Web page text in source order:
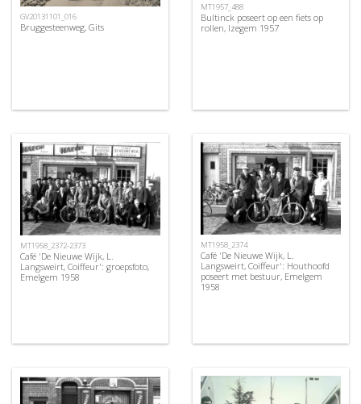
GV20131101_016
Bruggesteenweg, Gits
MT1957_488
Bultinck poseert op een fiets op
rollen, Izegem 1957
MT1958_2372-2373
Café 'De Nieuwe Wijk, L.
Langsweirt, Coiffeur': groepsfoto,
Emelgem 1958
MT1958_2374
Café 'De Nieuwe Wijk, L.
Langsweirt, Coiffeur': Houthoofd
poseert met bestuur, Emelgem
1958